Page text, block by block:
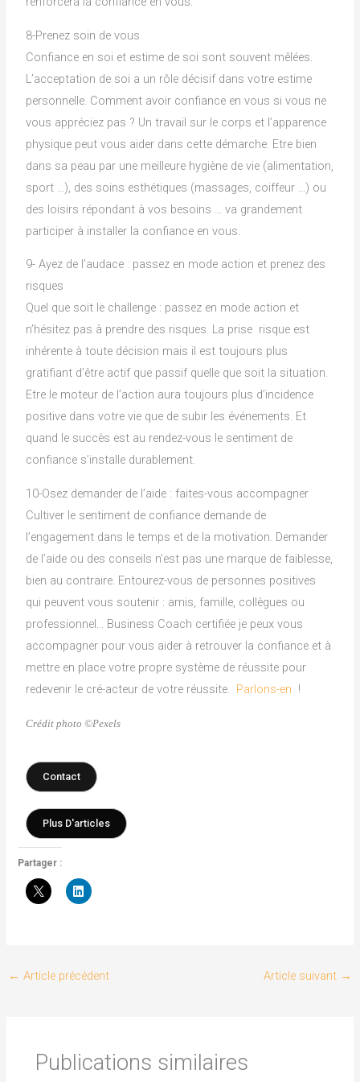
8-Prenez soin de vous
Confiance en soi et estime de soi sont souvent mêlées.
L’acceptation de soi a un rôle décisif dans votre estime
personnelle. Comment avoir confiance en vous si vous ne
vous appréciez pas ? Un travail sur le corps et l’apparence
physique peut vous aider dans cette démarche. Etre bien
dans sa peau par une meilleure hygiène de vie (alimentation,
sport …), des soins esthétiques (massages, coiffeur …) ou
des loisirs répondant à vos besoins … va grandement
participer à installer la confiance en vous.
9- Ayez de l’audace : passez en mode action et prenez des
risques
Quel que soit le challenge : passez en mode action et
n’hésitez pas à prendre des risques. La prise risque est
inhérente à toute décision mais il est toujours plus
gratifiant d’être actif que passif quelle que soit la situation.
Etre le moteur de l’action aura toujours plus d’incidence
positive dans votre vie que de subir les événements. Et
quand le succès est au rendez-vous le sentiment de
confiance s’installe durablement.
10-Osez demander de l’aide : faites-vous accompagner
Cultiver le sentiment de confiance demande de
l’engagement dans le temps et de la motivation. Demander
de l’aide ou des conseils n’est pas une marque de faiblesse,
bien au contraire. Entourez-vous de personnes positives
qui peuvent vous soutenir : amis, famille, collègues ou
professionnel… Business Coach certifiée je peux vous
accompagner pour vous aider à retrouver la confiance et à
mettre en place votre propre système de réussite pour
redevenir le cré-acteur de votre réussite. Parlons-en !
Crédit photo ©Pexels
Contact
Plus D'articles
Partager :
← Article précédent Article suivant →
Publications similaires